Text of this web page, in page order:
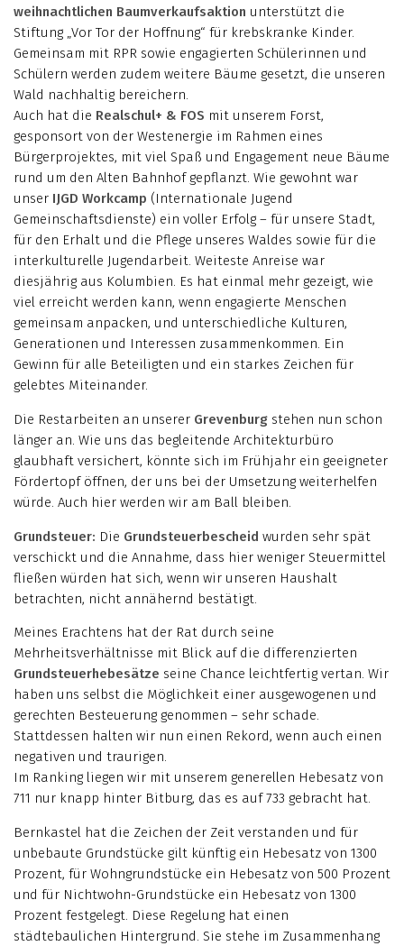
weihnachtlichen Baumverkaufsaktion unterstützt die
Stiftung „Vor Tor der Hoffnung“ für krebskranke Kinder.
Gemeinsam mit RPR sowie engagierten Schülerinnen und
Schülern werden zudem weitere Bäume gesetzt, die unseren
Wald nachhaltig bereichern.
Auch hat die Realschul+ & FOS mit unserem Forst,
gesponsort von der Westenergie im Rahmen eines
Bürgerprojektes, mit viel Spaß und Engagement neue Bäume
rund um den Alten Bahnhof gepflanzt. Wie gewohnt war
unser IJGD Workcamp (Internationale Jugend
Gemeinschaftsdienste) ein voller Erfolg – für unsere Stadt,
für den Erhalt und die Pflege unseres Waldes sowie für die
interkulturelle Jugendarbeit. Weiteste Anreise war
diesjährig aus Kolumbien. Es hat einmal mehr gezeigt, wie
viel erreicht werden kann, wenn engagierte Menschen
gemeinsam anpacken, und unterschiedliche Kulturen,
Generationen und Interessen zusammenkommen. Ein
Gewinn für alle Beteiligten und ein starkes Zeichen für
gelebtes Miteinander.
Die Restarbeiten an unserer Grevenburg stehen nun schon
länger an. Wie uns das begleitende Architekturbüro
glaubhaft versichert, könnte sich im Frühjahr ein geeigneter
Fördertopf öffnen, der uns bei der Umsetzung weiterhelfen
würde. Auch hier werden wir am Ball bleiben.
Grundsteuer: Die Grundsteuerbescheid wurden sehr spät
verschickt und die Annahme, dass hier weniger Steuermittel
fließen würden hat sich, wenn wir unseren Haushalt
betrachten, nicht annähernd bestätigt.
Meines Erachtens hat der Rat durch seine
Mehrheitsverhältnisse mit Blick auf die differenzierten
Grundsteuerhebesätze seine Chance leichtfertig vertan. Wir
haben uns selbst die Möglichkeit einer ausgewogenen und
gerechten Besteuerung genommen – sehr schade.
Stattdessen halten wir nun einen Rekord, wenn auch einen
negativen und traurigen.
Im Ranking liegen wir mit unserem generellen Hebesatz von
711 nur knapp hinter Bitburg, das es auf 733 gebracht hat.
Bernkastel hat die Zeichen der Zeit verstanden und für
unbebaute Grundstücke gilt künftig ein Hebesatz von 1300
Prozent, für Wohngrundstücke ein Hebesatz von 500 Prozent
und für Nichtwohn-Grundstücke ein Hebesatz von 1300
Prozent festgelegt. Diese Regelung hat einen
städtebaulichen Hintergrund. Sie stehe im Zusammenhang